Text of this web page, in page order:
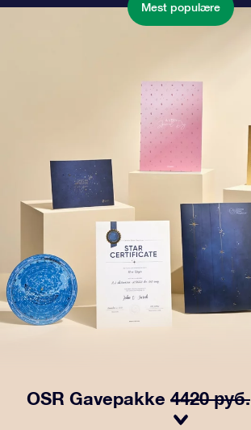
Mest populære
OSR Gavepakke 4420 руб.